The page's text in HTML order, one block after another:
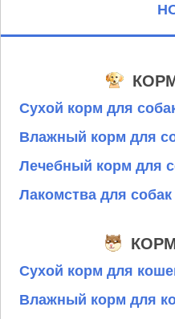
Сухой корм для
Влажный корм для
Лечебный корм для
Лакомства для собак
Сухой корм для
Влажный корм для